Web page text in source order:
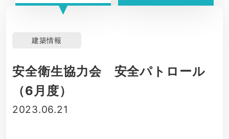
建築情報
安全衛生協力会 安全パトロール
（6月度）
2023.06.21